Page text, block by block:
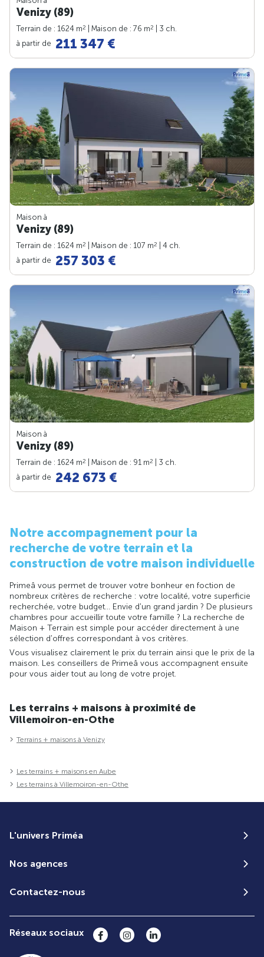
Venizy (89)
Terrain de : 1624 m2 | Maison de : 76 m2
| 3 ch.
à partir de 211 347 €
Maison à
Venizy (89)
Terrain de : 1624 m2 | Maison de : 107 m2
| 4 ch.
à partir de 257 303 €
Maison à
Venizy (89)
Terrain de : 1624 m2 | Maison de : 91 m2
| 3 ch.
à partir de 242 673 €
Notre accompagnement pour la
recherche de votre terrain et la
construction de votre maison individuelle
Primeâ vous permet de trouver votre bonheur en foction de
nombreux critères de recherche : votre localité, votre superficie
recherchée, votre budget... Envie d'un grand jardin ? De plusieurs
chambres pour accueillir toute votre famille ? La recherche de
Maison + Terrain est simple pour accéder directement à une
sélection d'offres correspondant à vos critères.
Vous visualisez clairement le prix du terrain ainsi que le prix de la
maison. Les conseillers de Primeâ vous accompagnent ensuite
pour vous aider tout au long de votre projet.
Les terrains + maisons à proximité de
Villemoiron-en-Othe
Terrains + maisons à Venizy
Les terrains + maisons en Aube
Les terrains à Villemoiron-en-Othe
L'univers Priméa
Nos agences
Contactez-nous
Réseaux sociaux